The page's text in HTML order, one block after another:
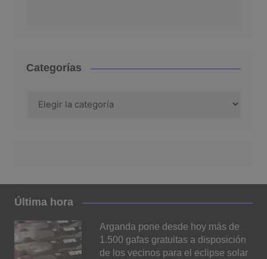
Categorías
Última hora
Arganda pone desde hoy más de
1.500 gafas gratuitas a disposición
de los vecinos para el eclipse solar